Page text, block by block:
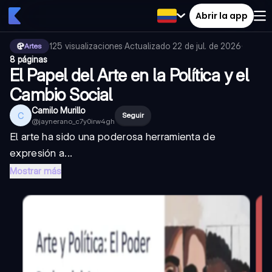
Abrir la app
Artes 125 visualizaciones·Actualizado 22 de jul. de 2026·
8 páginas
El Papel del Arte en la Política y el
Cambio Social
C Camilo Murillo
@jaynerano_c7y0irw4gh
Seguir
El arte ha sido una poderosa herramienta de
expresión a...
Mostrar más